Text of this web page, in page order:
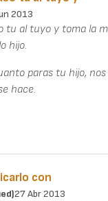
2013
tu al tuyo y toma la
hijo.
paras tu hijo,
hace.
con
27 Abr 2013